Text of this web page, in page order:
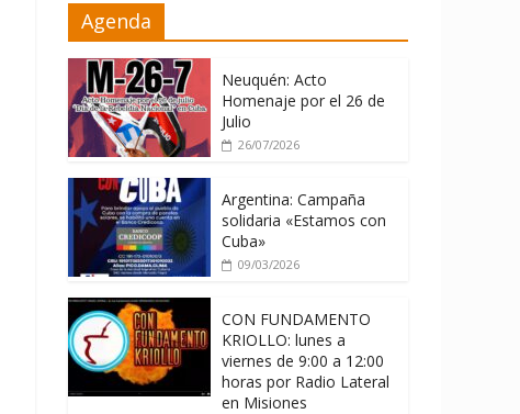
memorándum con
04/08/2026
Agenda
Neuquén: Acto
Homenaje por el 26 de
Julio
26/07/2026
Argentina: Campaña
solidaria «Estamos con
Cuba»
09/03/2026
CON FUNDAMENTO
KRIOLLO: lunes a
viernes de 9:00 a 12:00
horas por Radio Lateral
en Misiones